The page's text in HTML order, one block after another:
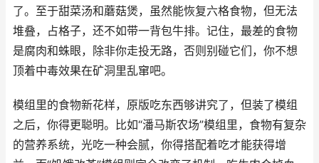
了。至于甜菜汤和蘑菇煲，虽然能恢复六格食物，但无法
堆叠，占格子，还不如带一背包牛排。记住，最差的食物
是腐肉和蛛眼，除非你走投无路，否则别碰它们，你不想
顶着中毒效果在矿洞里乱窜吧。
模组里的食物新花样，原版吃东西够讲究了，但装了模组
之后，你得更聪明。比如“潘马斯农场”模组里，食物有复杂
的营养系统，光吃一种会腻，你得搭配着吃才能获得增